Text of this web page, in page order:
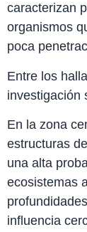
caracterizan
organismos
poca
Entre los
investigación
En la zona
estructuras
una alta
ecosistemas
influencia